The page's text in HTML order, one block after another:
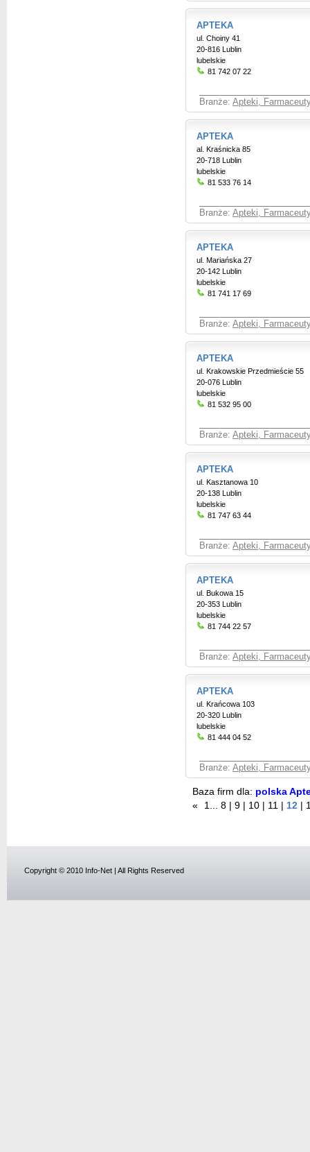
APTEKA
ul. Choiny 41
20-816 Lublin
lubelskie
81 742 07 22
Branże: Apteki,
APTEKA
al. Kraśnicka 85
20-718 Lublin
lubelskie
81 533 76 14
Branże: Apteki,
APTEKA
ul. Mariańska 27
20-142 Lublin
lubelskie
81 741 17 69
Branże: Apteki,
APTEKA
ul. Krakowskie Przedmieście 55
20-076 Lublin
lubelskie
81 532 95 00
Branże: Apteki,
APTEKA
ul. Kasztanowa 10
20-138 Lublin
lubelskie
81 747 63 44
Branże: Apteki,
APTEKA
ul. Bukowa 15
20-353 Lublin
lubelskie
81 744 22 57
Branże: Apteki,
APTEKA
ul. Krańcowa 103
20-320 Lublin
lubelskie
81 444 04 52
Branże: Apteki,
Baza firm dla: polska
«
1... 8 9 10 11 12
Copyright © 2010 Info-Net | All Rights Reserved